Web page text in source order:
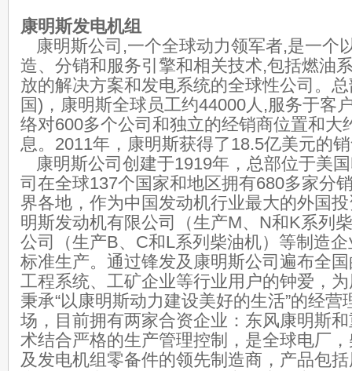
康明斯发电机组
康明斯公司,一个全球动力领军者,是一个
造、分销和服务引擎和相关技术,包括燃油
放的解决方案和发电系统的全球性公司。
国)，康明斯全球员工约44000人,服务于客
络对600多个公司和独立的经销商位置和大
息。2011年，康明斯获得了18.5亿美元的
康明斯公司创建于1919年，总部位于美
司在全球137个国家和地区拥有680多家分
界各地，作为中国发动机行业最大的外国
明斯发动机有限公司（生产M、N和K系列
公司（生产B、C和L系列柴油机）等制造
标准生产。通过锋发及康明斯公司遍布全
工程系统、工矿企业等行业用户的钟爱，
秉承“以康明斯动力建设美好的生活”的经
场，目前拥有两家合资企业：东风康明斯
术结合严格的生产管理控制，是全球电厂
及发电机组零备件的领先制造商，产品包